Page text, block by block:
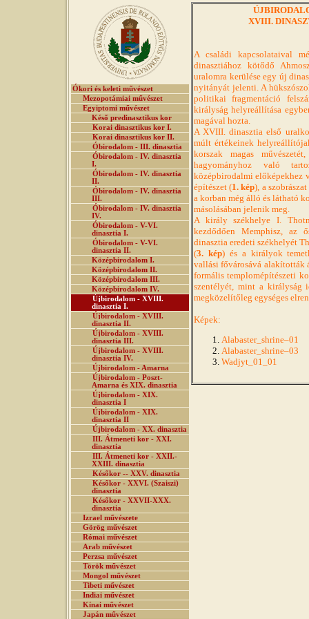
Ókori és keleti művészet
Mezopotámiai művészet
Egyiptomi művészet
Késő predinasztikus kor
Korai dinasztikus kor I.
Korai dinasztikus kor II.
Óbirodalom - III. dinasztia
Óbirodalom - IV. dinasztia
I.
Óbirodalom - IV. dinasztia
II.
Óbirodalom - IV. dinasztia
III.
Óbirodalom - IV. dinasztia
IV.
Óbirodalom - V-VI.
dinasztia I.
Óbirodalom - V-VI.
dinasztia II.
Középbirodalom I.
Középbirodalom II.
Középbirodalom III.
Középbirodalom IV.
Újbirodalom - XVIII.
dinasztia I.
Újbirodalom - XVIII.
dinasztia II.
Újbirodalom - XVIII.
dinasztia III.
Újbirodalom - XVIII.
dinasztia IV.
Újbirodalom - Amarna
Újbirodalom - Poszt-
Amarna és XIX. dinasztia
Újbirodalom - XIX.
dinasztia I
Újbirodalom - XIX.
dinasztia II
Újbirodalom - XX. dinasztia
III. Átmeneti kor - XXI.
dinasztia
III. Átmeneti kor - XXII.-
XXIII. dinasztia
Későkor -- XXV. dinasztia
Későkor - XXVI. (Szaiszi)
dinasztia
Későkor - XXVII-XXX.
dinasztia
Izrael művészete
Görög művészet
Római művészet
Arab művészet
Perzsa művészet
Török művészet
Mongol művészet
Tibeti művészet
Indiai művészet
Kínai művészet
Japán művészet
XVIII.
A családi kapcsolataival
dinasztiához kötődő
uralomra kerülése egy új
nyitányát jelenti. A
politikai fragmentáció
királyság helyreállítása
magával hozta.
A XVIII. dinasztia első
múlt értékeinek
korszak magas
hagyományhoz való
középbirodalmi előképekhez
építészet (1. kép), a
a korban még álló és látható
másolásában jelenik meg.
A király székhelye I.
kezdődően Memphisz, az
dinasztia eredeti székhelyét
(3. kép) és a királyok
vallási fővárosává alakították
formális templomépítészeti
szentélyét, mint a királyság
megközelítőleg egységes
Képek:
Alabaster_shrine–01
Alabaster_shrine–03
Wadjyt_01_01